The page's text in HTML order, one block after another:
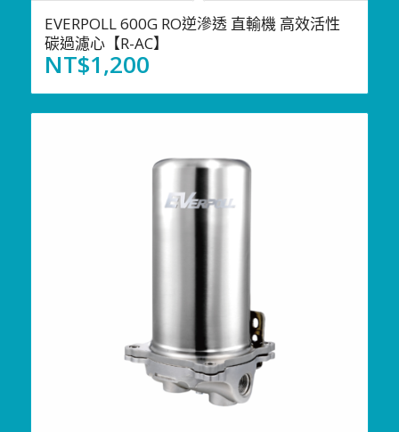
EVERPOLL 600G RO逆滲透 直輸機 高效活性
碳過濾心【R-AC】
NT$1,200